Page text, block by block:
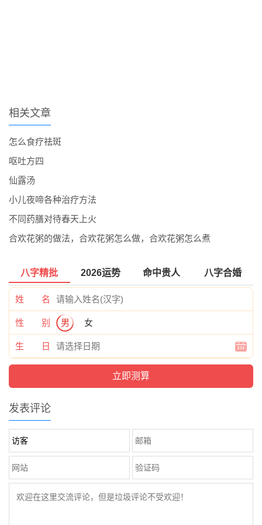
相关文章
怎么食疗祛斑
呕吐方四
仙露汤
小儿夜啼各种治疗方法
不同药膳对待春天上火
合欢花粥的做法，合欢花粥怎么做，合欢花粥怎么煮
八字精批 2026运势 命中贵人 八字合婚
姓 名
性 别 男 女
生 日
发表评论